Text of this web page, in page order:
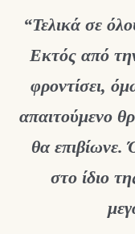
“Τελικά σε
Εκτός από
φροντίσει,
απαιτούμενο
θα
στο ίδιο